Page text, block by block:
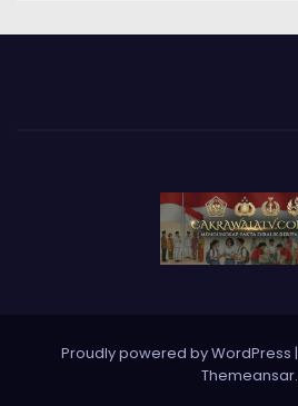
Proudly powered by WordPress |
Themeansar.